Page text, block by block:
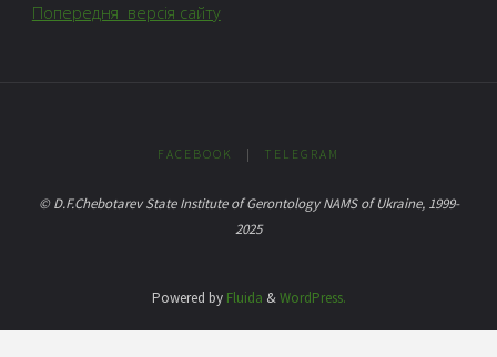
Попередня версія сайту
FACEBOOK | TELEGRAM
© D.F.Chebotarev State Institute of Gerontology NAMS of Ukraine, 1999-
2025
Powered byFluida &WordPress.